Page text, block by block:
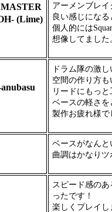
(Lime)
アーメンブレ
良い感じにな
個人的には
想像してました
ドラム隊の激
空間の作り方
リードにもっ
ベースの軽さ
製作お疲れ様で
ベースがなん
曲調はかなりツ
スピード感の
ったです！
楽しくプレイし